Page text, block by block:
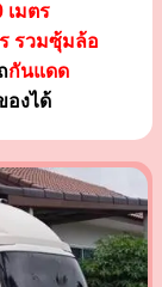
เมตร
รวมซุ้มล้อ
กันแดด
งได้